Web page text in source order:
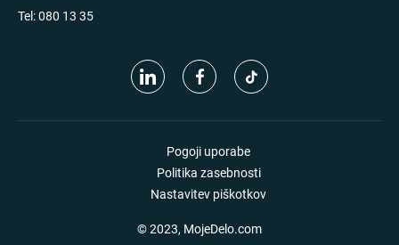
Tel:080 13 35
Pogoji uporabe
Politika zasebnosti
Nastavitev piškotkov
© 2023, MojeDelo.com